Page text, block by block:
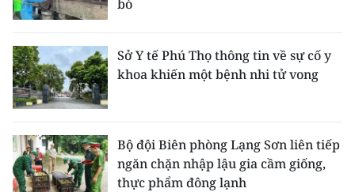
bò
Sở Y tế Phú Thọ thông tin về sự cố y
khoa khiến một bệnh nhi tử vong
Bộ đội Biên phòng Lạng Sơn liên tiếp
ngăn chặn nhập lậu gia cầm giống,
thực phẩm đông lạnh